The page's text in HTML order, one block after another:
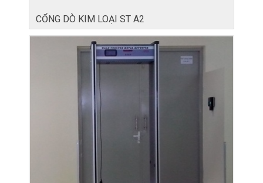
CỔNG DÒ KIM LOẠI ST A2